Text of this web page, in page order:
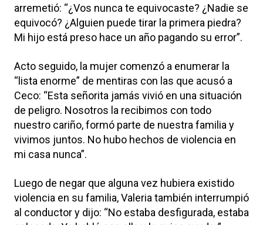
arremetió: “¿Vos nunca te equivocaste? ¿Nadie se
equivocó? ¿Alguien puede tirar la primera piedra?
Mi hijo está preso hace un año pagando su error”.
Acto seguido, la mujer comenzó a enumerar la
“lista enorme” de mentiras con las que acusó a
Ceco: “Esta señorita jamás vivió en una situación
de peligro. Nosotros la recibimos con todo
nuestro cariño, formó parte de nuestra familia y
vivimos juntos. No hubo hechos de violencia en
mi casa nunca”.
Luego de negar que alguna vez hubiera existido
violencia en su familia, Valeria también interrumpió
al conductor y dijo: “No estaba desfigurada, estaba